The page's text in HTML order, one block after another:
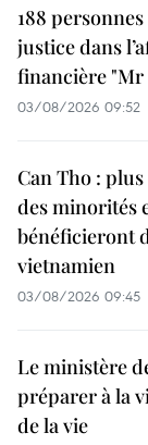
188
justice dans
financière "Mr
03/08/2026 09:52
Can Tho :
des minorités
bénéficieront
vietnamien
03/08/2026 09:45
Le ministère
préparer à la
de la vie